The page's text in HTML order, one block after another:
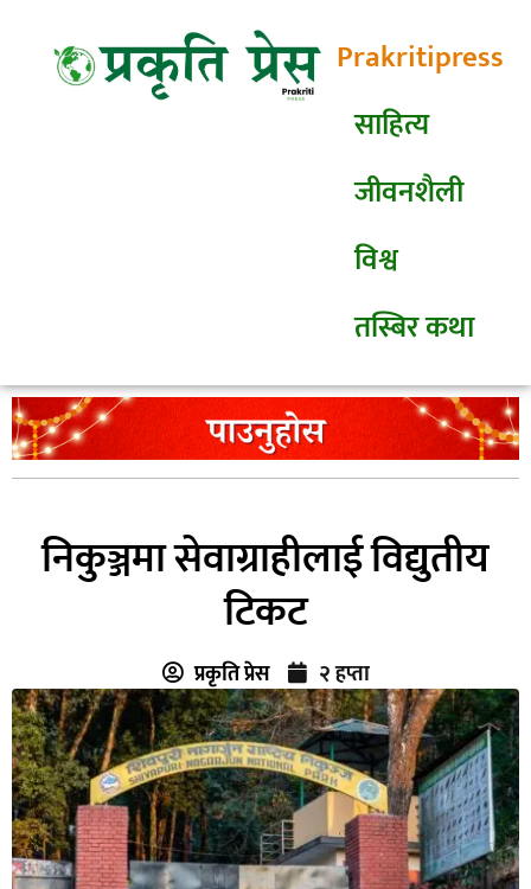
Prakritipress
साहित्य
जीवनशैली
विश्व
तस्बिर कथा
निकुञ्जमा सेवाग्राहीलाई विद्युतीय
टिकट
प्रकृति प्रेस २ हप्ता